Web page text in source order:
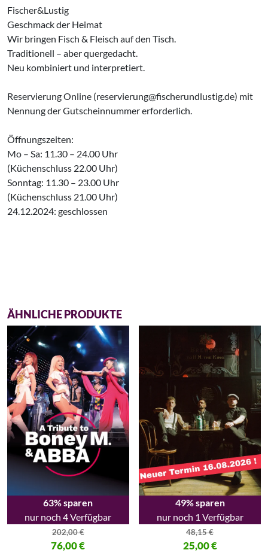
Fischer&Lustig
Geschmack der Heimat
Wir bringen Fisch & Fleisch auf den Tisch.
Traditionell – aber quergedacht.
Neu kombiniert und interpretiert.
Reservierung Online (reservierung@fischerundlustig.de) mit
Nennung der Gutscheinnummer erforderlich.
Öffnungszeiten:
Mo – Sa: 11.30 – 24.00 Uhr
(Küchenschluss 22.00 Uhr)
Sonntag: 11.30 – 23.00 Uhr
(Küchenschluss 21.00 Uhr)
24.12.2024: geschlossen
ÄHNLICHE PRODUKTE
63% sparen
nur noch 4 Verfügbar
202,00€
Ursprünglicher Preis war: 202,00 €
76,00€
49% sparen
nur noch 1 Verfügbar
48,15€
Ursprünglicher Preis war:
25,00€